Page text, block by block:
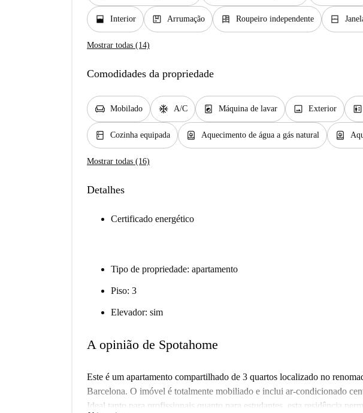
window_open Interior package Arrumação dresser Roupeiro independente window_closed
Mostrar todas (14)
Comodidades da propriedade
chair Mobilado ac_unit A/C local_laundry_service Máquina de lavar image Exterior elevator
kitchen Cozinha equipada water_heater Aquecimento de água a gás natural water_heater
Mostrar todas (16)
Detalhes
Certificado energético
Tipo de propriedade: apartamento
Piso: 3
Elevador: sim
A opinião de Spotahome
Este é um apartamento compartilhado de 3 quartos localizado no
Barcelona. O imóvel é totalmente mobiliado e inclui ar-condicionado
Ideal tanto para profissionais quanto para estudantes, esta residência